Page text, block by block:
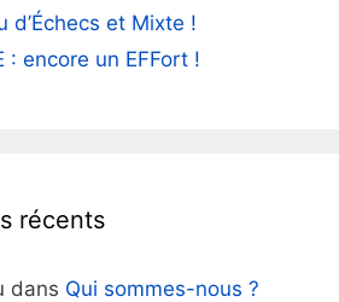
d’Échecs et Mixte !
: encore un EFFort !
récents
dans Qui sommes-nous ?